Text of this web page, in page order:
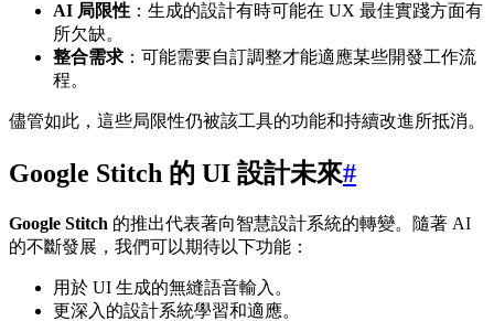
AI 局限性 ：生成的設計有時可能在 UX 最佳實踐方面有
所欠缺。
整合需求 ：可能需要自訂調整才能適應某些開發工作流
程。
儘管如此，這些局限性仍被該工具的功能和持續改進所抵消。
Google Stitch 的 UI 設計未來#
Google Stitch 的推出代表著向智慧設計系統的轉變。隨著 AI
的不斷發展，我們可以期待以下功能：
用於 UI 生成的無縫語音輸入。
更深入的設計系統學習和適應。